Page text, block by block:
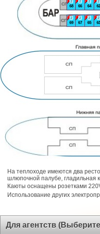
2
62
2
63
2
64
2
65
2
66
2
67
2
68
2
69
На теплоходе имеются два
шлюпочной палубе, гладильная
Каюты оснащены розетками
Использование других
Для агентств